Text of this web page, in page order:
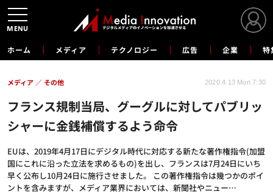
ホーム メディア テクノロジー 広告 企業 特
フランス規制当局、グーグルに対してパブリッ
シャーに金銭補償するよう命令
EUは、2019年4月17日にデジタル時代に対応する新たな著作権指令(加盟
国にこれに沿った立法を求めるもの)を出し、フランスは7月24日にいち
早く公布し10月24日に施行させました。 この著作権指令は幾つかのポイ
ントを含みますが、メディア業界においては、新聞社やニュー…
メディア その他 2020.4.13 Mon 7:30
MENU